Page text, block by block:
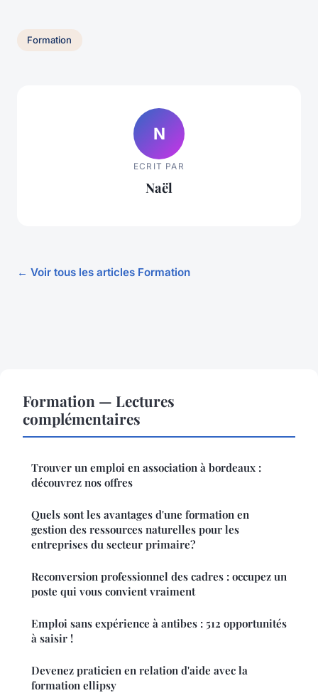
Formation
N
ECRIT PAR
Naël
← Voir tous les articles Formation
Formation — Lectures
complémentaires
Trouver un emploi en association à bordeaux :
découvrez nos offres
Quels sont les avantages d'une formation en
gestion des ressources naturelles pour les
entreprises du secteur primaire?
Reconversion professionnel des cadres : occupez un
poste qui vous convient vraiment
Emploi sans expérience à antibes : 512 opportunités
à saisir !
Devenez praticien en relation d'aide avec la
formation ellipsy